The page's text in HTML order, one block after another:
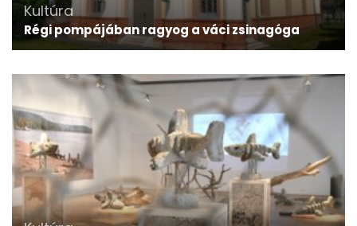
Kultúra
Régi pompájában ragyog a váci zsinagóga